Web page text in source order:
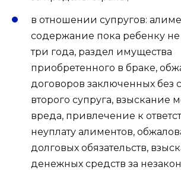
в отношении супругов:
содержание пока ребенку
три года, раздел имущества
приобретенного в браке,
договоров заключенных без
второго супруга, взыскание
вреда, привлечение к
неуплату алиментов,
долговых обязательств,
денежных средств за